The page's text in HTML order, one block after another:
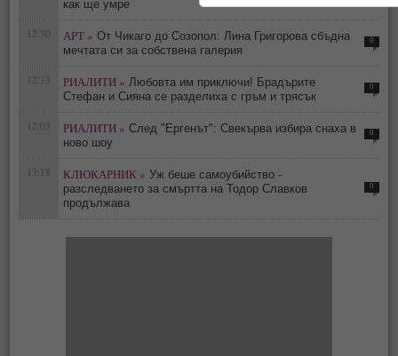
как ще умре
12:30 АРТ » От Чикаго до Созопол: Лина Григорова сбъдна
мечтата си за собствена галерия
0
12:13 РИАЛИТИ » Любовта им приключи! Брадърите
Стефан и Сияна се разделиха с гръм и трясък
0
12:03 РИАЛИТИ » След "Ергенът": Свекърва избира снаха в
ново шоу
0
13:18 КЛЮКАРНИК » Уж беше самоубийство -
разследването за смъртта на Тодор Славков
продължава
0